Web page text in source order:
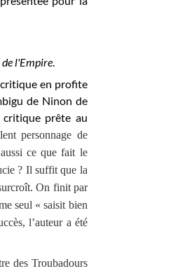
l'Empire
critique en profite
de Ninon de
critique prête au
personnage de
ce que fait le
? Il suffit que la
On finit par
seul « saisit bien
l’auteur a été
des Troubadours